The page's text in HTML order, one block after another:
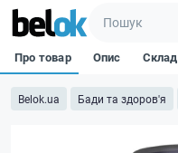
Belok.ua Бади та здоров'я
Про товар Опис Склад